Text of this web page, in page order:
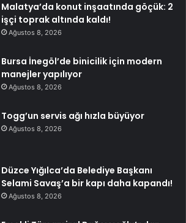
Malatya’da konut inşaatında göçük: 2
işçi toprak altında kaldı!
Ağustos 8, 2026
Bursa İnegöl’de binicilik için modern
manejler yapılıyor
Ağustos 8, 2026
Togg’un servis ağı hızla büyüyor
Ağustos 8, 2026
Düzce Yığılca’da Belediye Başkanı
Selami Savaş’a bir kapı daha kapandı!
Ağustos 8, 2026